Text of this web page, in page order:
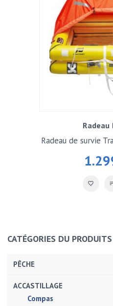
Radeau
Radeau de survie
CATÉGORIES DU PRODUITS
PÊCHE
ACCASTILLAGE
Compas